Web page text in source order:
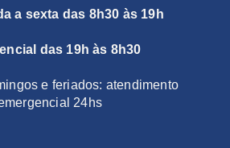
a sexta das 8h30 às 19h
das 19h às 8h30
e feriados: atendimento
24hs